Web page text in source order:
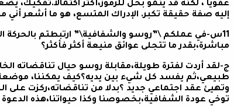
عفويا ، لكنه قد ينمو بحل للرموز،أكثر
إليه صفة حقيقة تكبر. الإدراك المتسع، هو ما أشعر أني
11س-في عملكم \”روسو والشفافية\” ارتبطتم بالحركة
مباشرة،بقدر ما تتجلى عوائق منيعة أكثر فأكثر؟
ج-لقد أردت لفترة طويلة،مقابلة روسو حيال تناقضاته
طبيعي،ثم يفسد كل شيء بين يديه؟كيف يمكننا، موضعة
وتهيئ عقد اجتماعي جديد ؟بدلا من تناقضاته،ركزت على
توخي عودة الشفافية،بخصوصنا وكذا حيواتنا،هذه